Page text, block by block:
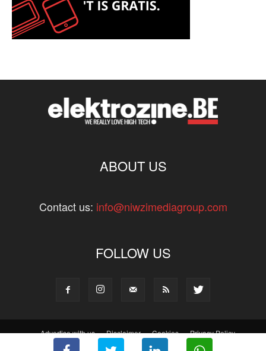
ABOUT US
Contact us: info@niwzimediagroup.com
FOLLOW US
Advertise with us Disclaimer Cookies Privacy Policy